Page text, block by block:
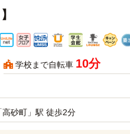
学校まで自転車 10分
砂町」駅 徒歩2分